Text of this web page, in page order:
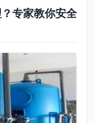
专家教你安全